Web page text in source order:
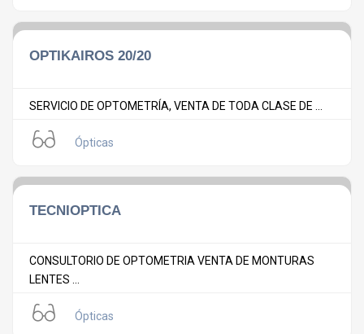
OPTIKAIROS 20/20
SERVICIO DE OPTOMETRÍA, VENTA DE TODA CLASE DE ...
Ópticas
TECNIOPTICA
CONSULTORIO DE OPTOMETRIA VENTA DE MONTURAS
LENTES ...
Ópticas